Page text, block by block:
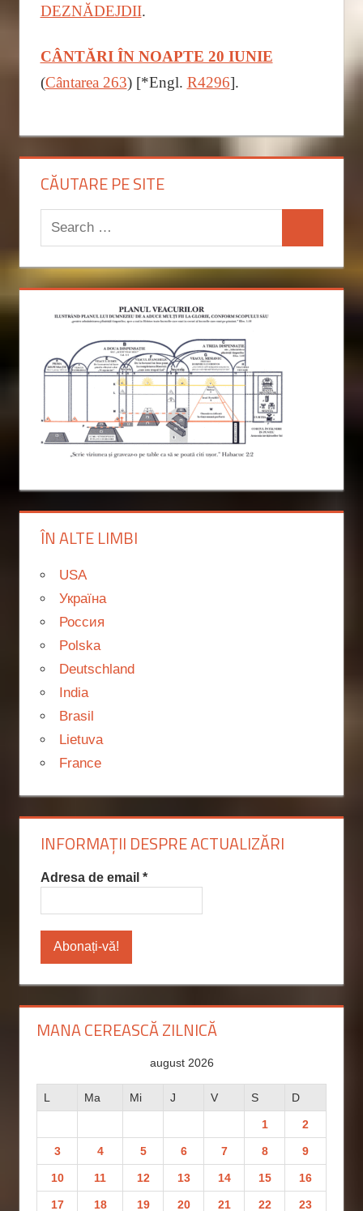
DEZNĂDEJDII.
CÂNTĂRI ÎN NOAPTE 20 IUNIE
(Cântarea 263) [*Engl. R4296].
CĂUTARE PE SITE
Search
for:
ÎN ALTE LIMBI
USA
Україна
Россия
Polska
Deutschland
India
Brasil
Lietuva
France
INFORMAȚII DESPRE ACTUALIZĂRI
Adresa de email *
MANA CEREASCĂ ZILNICĂ
august 2026
L Ma Mi J V S D
1 2
3 4 5 6 7 8 9
10 11 12 13 14 15 16
17 18 19 20 21 22 23